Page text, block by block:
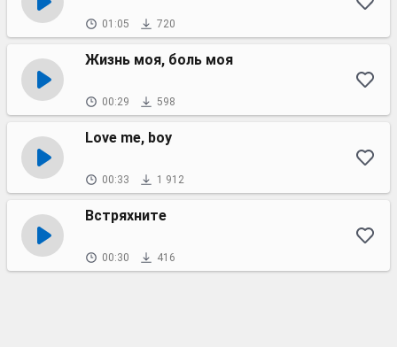
01:05 720
Жизнь моя, боль моя
00:29 598
Love me, boy
00:33 1 912
Встряхните
00:30 416